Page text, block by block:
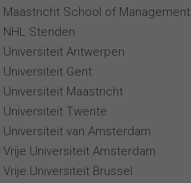
Maastricht School of Management
NHL Stenden
Universiteit Antwerpen
Universiteit Gent
Universiteit Maastricht
Universiteit Twente
Universiteit van Amsterdam
Vrije Universiteit Amsterdam
Vrije Universiteit Brussel